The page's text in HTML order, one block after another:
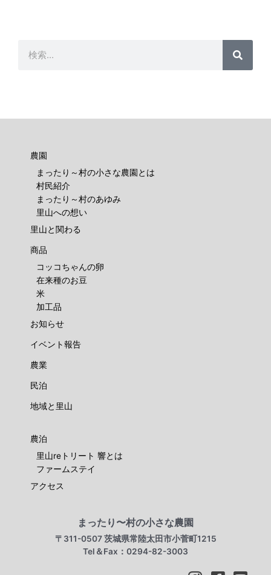
検
農園
まったり～村の小さな農園とは
村民紹介
まったり～村のあゆみ
里山への想い
里山と関わる
商品
コッコちゃんの卵
在来種のお豆
米
加工品
お知らせ
イベント報告
農業
民泊
地域と里山
農泊
里山reトリート 響とは
ファームステイ
アクセス
まったり〜村の小さな農園
〒311-0507 茨城県常陸太田市小菅町1215
Tel＆Fax：0294-82-3003